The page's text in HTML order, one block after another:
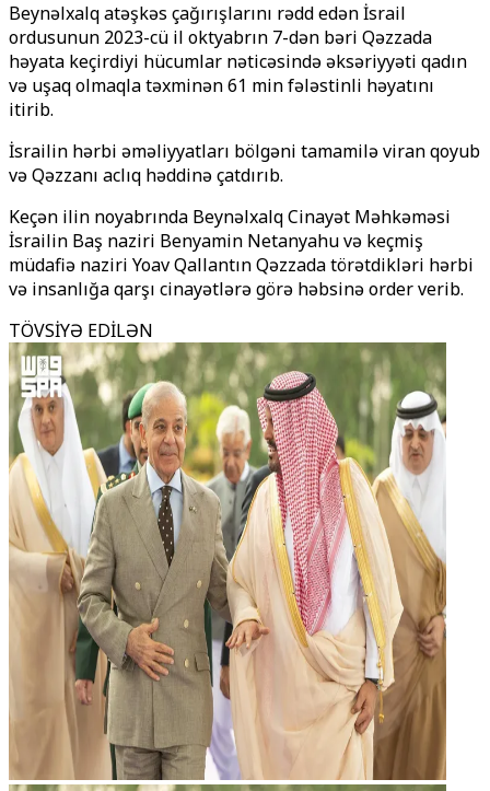
Beynəlxalq atəşkəs çağırışlarını rədd edən İsrail
ordusunun 2023-cü il oktyabrın 7-dən bəri Qəzzada
həyata keçirdiyi hücumlar nəticəsində əksəriyyəti qadın
və uşaq olmaqla təxminən 61 min fələstinli həyatını
itirib.
İsrailin hərbi əməliyyatları bölgəni tamamilə viran qoyub
və Qəzzanı aclıq həddinə çatdırıb.
Keçən ilin noyabrında Beynəlxalq Cinayət Məhkəməsi
İsrailin Baş naziri Benyamin Netanyahu və keçmiş
müdafiə naziri Yoav Qallantın Qəzzada törətdikləri hərbi
və insanlığa qarşı cinayətlərə görə həbsinə order verib.
TÖVSİYƏ EDİLƏN